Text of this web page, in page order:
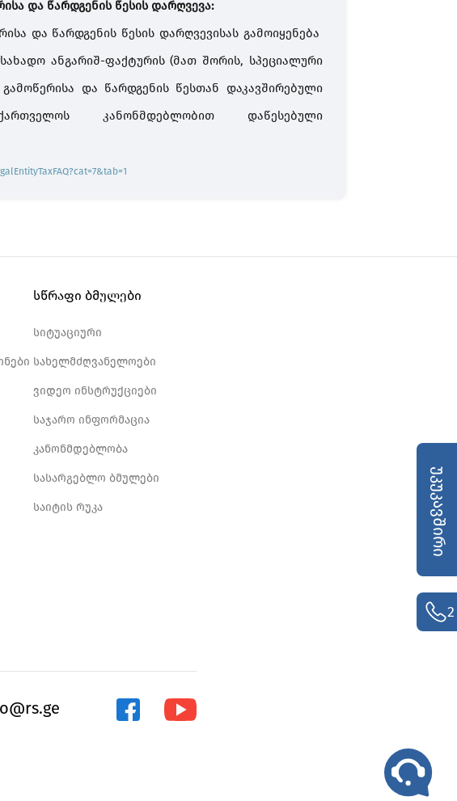
უკუკავშირი
და წარდგენის წესის დარღვევა:
და წარდგენის წესის დარღვევისას გამოიყენება
ანგარიშ-ფაქტურის (მათ შორის, სპეციალური
და წარდგენის წესთან დაკავშირებული
კანონმდებლობით დაწესებული
სწრაფი ბმულები
სიტუაციური
სახელმძღვანელოები
ვიდეო ინსტრუქციები
საჯარო ინფორმაცია
კანონმდებლობა
სასარგებლო ბმულები
საიტის რუკა